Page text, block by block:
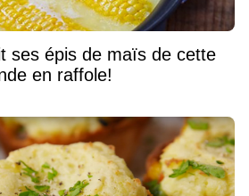
ses épis de maïs de cette
en raffole!